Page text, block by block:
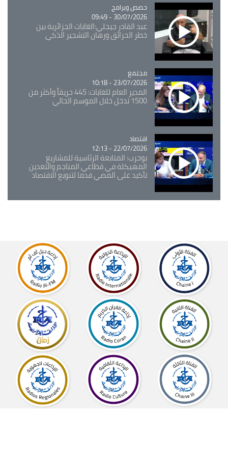
Catégorie
حصص وبرامج
30/07/2026 - 09:49
عبد القادر جيجلي:الغابات الجزائرية بين
خطر الحرائق ورهان التشجير الذكي
Catégorie
مجتمع
23/07/2026 - 10:18
المدير العام للغابات: 445 حريقاً وأكثر من
1500 تدخل خلال الموسم الحالي
Catégorie
اقتصاد
22/07/2026 - 12:13
بوحرب: المتابعة الرئاسية للمشاريع
المهيكلة في قطاعي المناجم والتعدين
تأكيد على المضي قدما لتنويع الاقتصاد